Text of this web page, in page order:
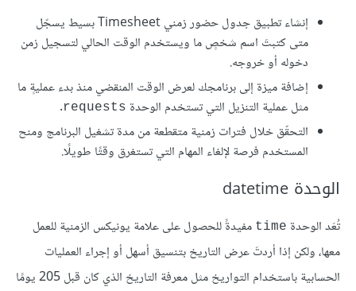
إنشاء تطبيق جدول حضور زمني Timesheet بسيط يسجّل
متى كتبتَ اسم شخصٍ ما ويستخدم الوقت الحالي لتسجيل زمن
دخوله أو خروجه.
إضافة ميزة إلى برنامجك لعرض الوقت المنقضي منذ بدء عمليةٍ ما
مثل عملية التنزيل التي تستخدم الوحدة requests
.
التحقّق خلال فترات زمنية متقطعة من مدة تشغيل البرنامج ومنح
المستخدم فرصة لإلغاء المهام التي تستغرق وقتًا طويلًا.
الوحدة datetime
تُعَد الوحدة time مفيدةً للحصول على علامة يونيكس الزمنية للعمل
معها، ولكن إذا أردتَ عرض التاريخ بتنسيق أسهل أو إجراء العمليات
الحسابية باستخدام التواريخ مثل معرفة التاريخ الذي كان قبل 205 يومًا